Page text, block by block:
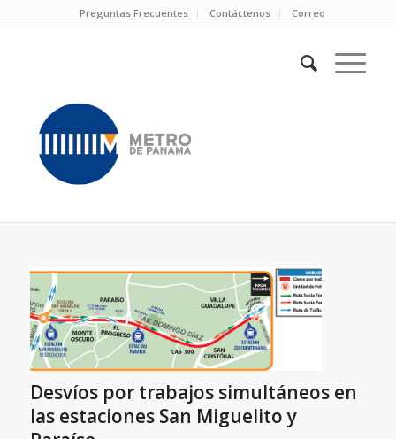
Preguntas Frecuentes Contáctenos Correo
Desvíos por trabajos simultáneos en
las estaciones San Miguelito y